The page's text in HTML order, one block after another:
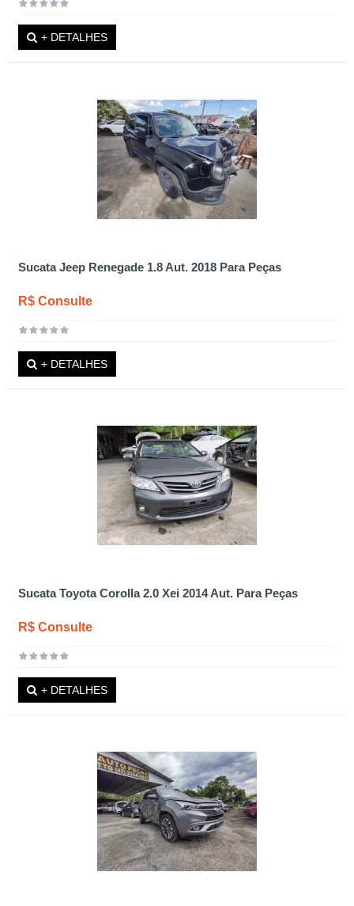
+ DETALHES
Sucata Jeep Renegade 1.8 Aut. 2018 Para Peças
R$ Consulte
+ DETALHES
Sucata Toyota Corolla 2.0 Xei 2014 Aut. Para Peças
R$ Consulte
+ DETALHES